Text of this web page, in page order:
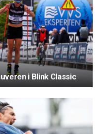
i Blink Classic